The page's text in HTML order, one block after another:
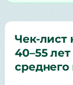
Чек-
40–55
среднего